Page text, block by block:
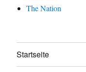
The Nation
Startseite